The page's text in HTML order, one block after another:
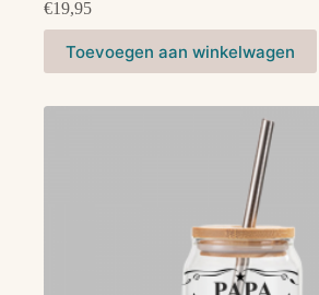
€19,95
Toevoegen aan winkelwagen